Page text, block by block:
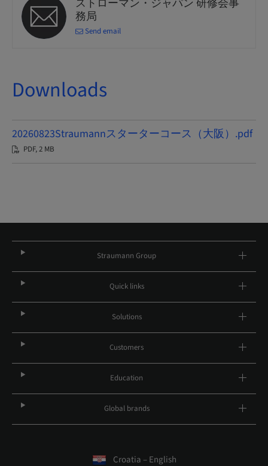
ストローマン・ジャパン 研修会事
務局
Send email
Downloads
20260823Straumannスターターコース（大阪）.pdf
PDF, 2 MB
Straumann Group
Quick links
Solutions
Customers
Education
Global brands
Croatia – English